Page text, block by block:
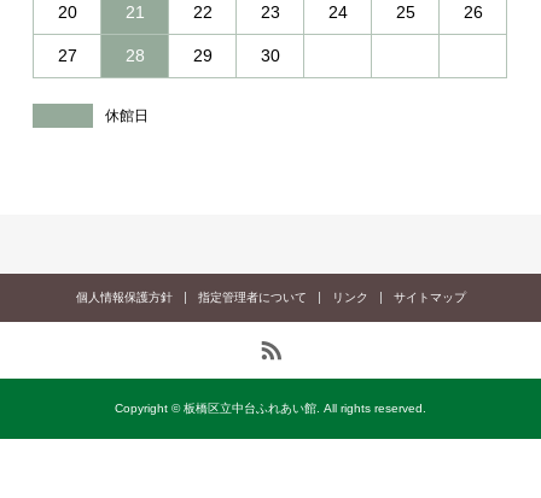
20 21 22 23 24 25 26
27 28 29 30
休館日
個人情報保護方針 指定管理者について リンク サイトマップ
Copyright © 板橋区立中台ふれあい館. All rights reserved.